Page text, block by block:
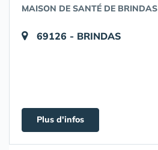
MAISON DE SANTÉ DE BRINDAS
69126 - BRINDAS
Plus d'infos